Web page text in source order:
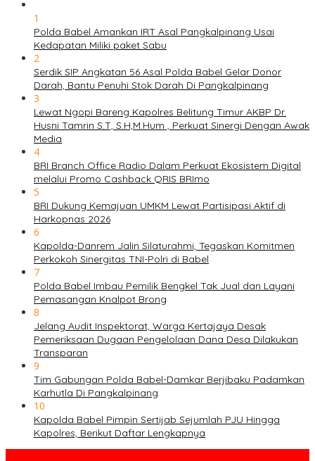
1
Polda Babel Amankan IRT Asal Pangkalpinang Usai
Kedapatan Miliki paket Sabu
2
Serdik SIP Angkatan 56 Asal Polda Babel Gelar Donor
Darah, Bantu Penuhi Stok Darah Di Pangkalpinang
3
Lewat Ngopi Bareng Kapolres Belitung Timur AKBP Dr.
Husni Tamrin S.T, S.H,M.Hum , Perkuat Sinergi Dengan Awak
Media
4
BRI Branch Office Radio Dalam Perkuat Ekosistem Digital
melalui Promo Cashback QRIS BRImo
5
BRI Dukung Kemajuan UMKM Lewat Partisipasi Aktif di
Harkopnas 2026
6
Kapolda-Danrem Jalin Silaturahmi, Tegaskan Komitmen
Perkokoh Sinergitas TNI-Polri di Babel
7
Polda Babel Imbau Pemilik Bengkel Tak Jual dan Layani
Pemasangan Knalpot Brong
8
Jelang Audit Inspektorat, Warga Kertajaya Desak
Pemeriksaan Dugaan Pengelolaan Dana Desa Dilakukan
Transparan
9
Tim Gabungan Polda Babel-Damkar Berjibaku Padamkan
Karhutla Di Pangkalpinang
10
Kapolda Babel Pimpin Sertijab Sejumlah PJU Hingga
Kapolres, Berikut Daftar Lengkapnya